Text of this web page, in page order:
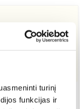
turinį
funkcijas ir